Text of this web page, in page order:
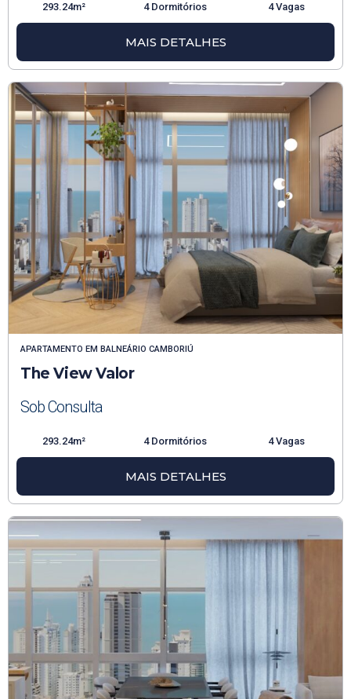
293.24m² 4 Dormitórios 4 Vagas
MAIS DETALHES
APARTAMENTO EM BALNEÁRIO CAMBORIÚ
The View Valor
Sob Consulta
293.24m² 4 Dormitórios 4 Vagas
MAIS DETALHES